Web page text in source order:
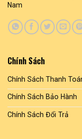
Nam
Chính Sách
Chính Sách Thanh
Chính Sách Bảo Hành
Chính Sách Đổi Trả